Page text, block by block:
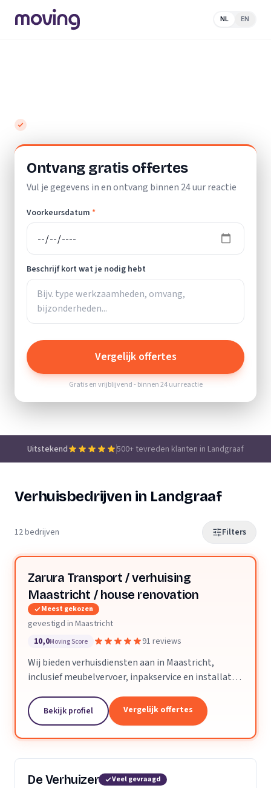
NL EN
Ontvang gratis offertes
Vul je gegevens in en ontvang binnen 24 uur reactie
Voorkeursdatum *
Beschrijf kort wat je nodig hebt
Vergelijk offertes
Gratis en vrijblijvend - binnen 24 uur reactie
Uitstekend 500+ tevreden klanten in Landgraaf
Verhuisbedrijven in Landgraaf
12 bedrijven Filters
Zarura Transport / verhuising
Maastricht / house renovation
Meest gekozen
gevestigd in Maastricht
10,0Moving Score 91 reviews
Wij bieden verhuisdiensten aan in Maastricht,
inclusief meubelvervoer, inpakservice en installatie
Bekijk profiel Vergelijk offertes
De Verhuizer Veel gevraagd